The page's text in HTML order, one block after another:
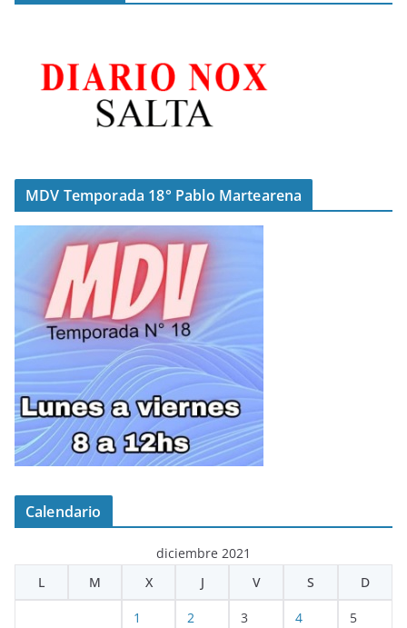
MDV Temporada 18° Pablo Martearena
Calendario
diciembre 2021
L
M X J V S D
1 2 3 4 5